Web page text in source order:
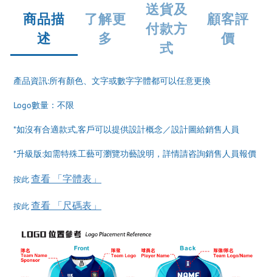
商品描
述
了解更
多
送貨及
付款方
式
顧客評
價
產品資訊:所有顏色、文字或數字字體都可以任意更換
Logo數量：不限
*如沒有合適款式,客戶可以提供設計概念／設計圖給銷售人員
*升級版:如需特殊工藝可瀏覽功藝說明，詳情請咨詢銷售人員報價
按此查看 「字體表」
按此查看 「尺碼表」